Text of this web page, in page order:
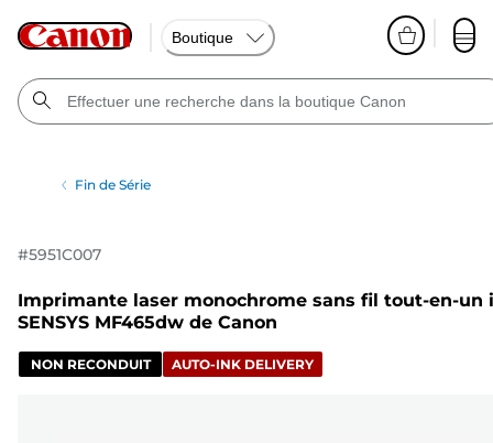
Boutique
Fin de Série
#5951C007
Imprimante laser monochrome sans fil tout-en-un
SENSYS MF465dw de Canon
NON RECONDUIT AUTO-INK DELIVERY